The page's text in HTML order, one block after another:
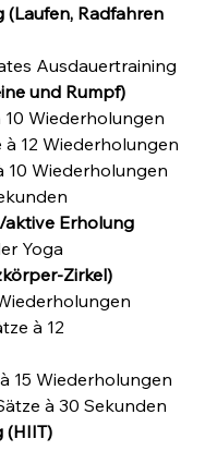
(Laufen, Radfahren
Ausdauertraining
und Rumpf)
Wiederholungen
12 Wiederholungen
10 Wiederholungen
aktive Erholung
Yoga
Zirkel)
à 12
15 Wiederholungen
à 30 Sekunden
(HIIT)